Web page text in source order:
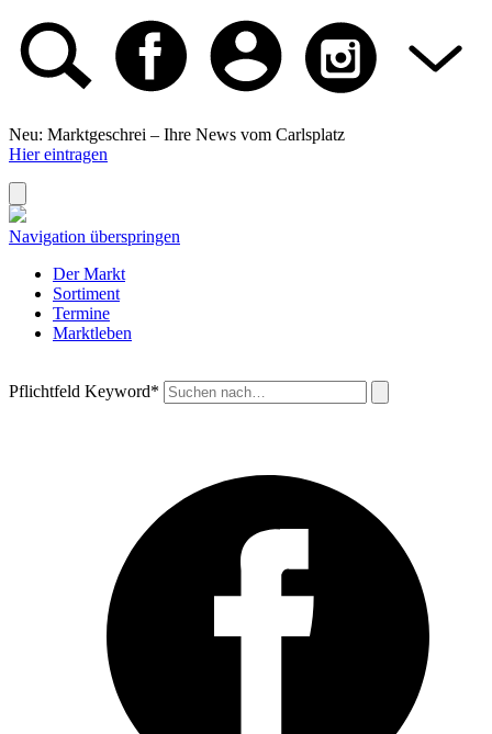
Neu: Marktgeschrei – Ihre News vom Carlsplatz
Hier eintragen
Navigation überspringen
Der Markt
Sortiment
Termine
Marktleben
Pflichtfeld Keyword*